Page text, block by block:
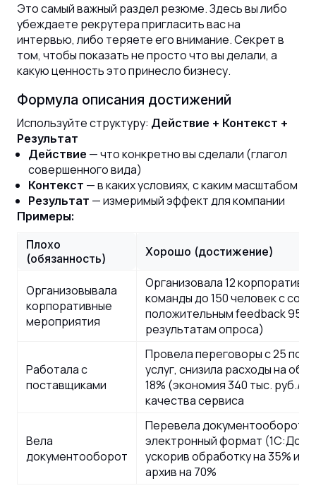
Это самый важный раздел резюме. Здесь вы либо
убеждаете рекрутера пригласить вас на
интервью, либо теряете его внимание. Секрет в
том, чтобы показать не просто что вы делали, а
какую ценность это принесло бизнесу.
Формула описания достижений
Используйте структуру: Действие + Контекст +
Результат
Действие — что конкретно вы сделали (глагол
совершенного вида)
Контекст — в каких условиях, с каким масштабом
Результат — измеримый эффект для компании
Примеры:
Плохо
(обязанность)
Хорошо (достижение)
Организовывала
корпоративные
мероприятия
Организовала 12
команды до 150 человек с
положительным feedback 95%
результатам опроса)
Работала с
поставщиками
Провела переговоры с 25
услуг, снизила расходы на
18% (экономия 340 тыс. руб./
качества сервиса
Вела
документооборот
Перевела документооборот
электронный формат
ускорив обработку на 35% и
архив на 70%